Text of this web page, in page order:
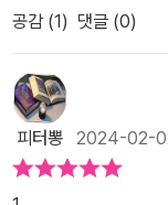
의 한순간으로 떠나는 모험을 즐겨보
의 실상은 과연 어땠
녀야 했고, 거대한 돌
의 남녀 하인과 한방에서 혼숙해야 했
16세기는 남녀의 가치
당시 과학기술의 발달
조종한 야심만만한 콩
즉 당조카는 그의 아
의 조카가 아니라 손
담 방타두르와 삼촌
를 보냈다.-> 오를레
다.
공감 (1) 댓글 (0)
피터뽕 2024-02-